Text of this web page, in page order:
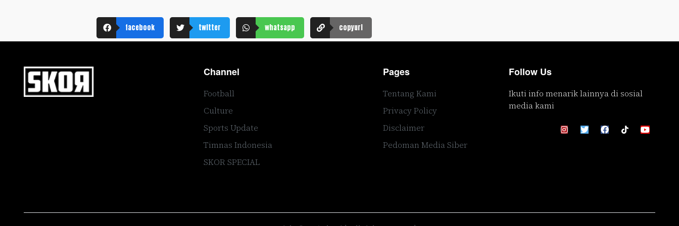
facebook twitter whatsapp copyurl
Channel
Football
Culture
Sports Update
Timnas Indonesia
SKOR SPECIAL
Pages
Tentang Kami
Privacy Policy
Disclaimer
Pedoman Media Siber
Follow Us
Ikuti info menarik lainnya di sosial
media kami